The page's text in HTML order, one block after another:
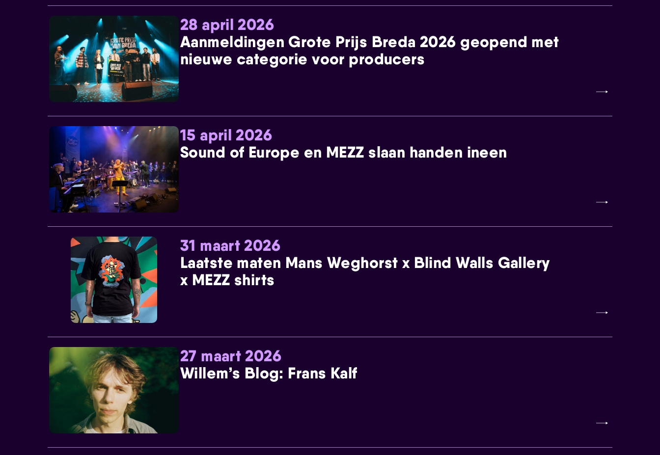
28 april 2026
Aanmeldingen Grote Prijs Breda 2026 geopend met
nieuwe categorie voor producers
15 april 2026
Sound of Europe en MEZZ slaan handen ineen
31 maart 2026
Laatste maten Mans Weghorst x Blind Walls Gallery
x MEZZ shirts
27 maart 2026
Willem’s Blog: Frans Kalf